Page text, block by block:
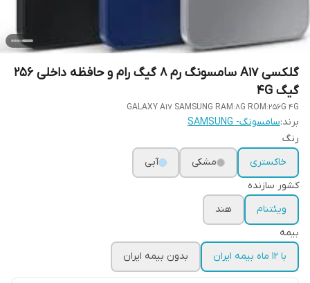
گلکسی A17 سامسونگ رم 8 گیگ رام و حافظه داخلی 256
گیگ 4G
GALAXY A17 SAMSUNG RAM:8G ROM:256G 4G
برند:سامسونگ- SAMSUNG
رنگ
خاکستری
مشکی
آبی
کشور سازنده
ویئتنام
هند
بیمه
با 12 ماه بیمه ایران
بدون بیمه ایران